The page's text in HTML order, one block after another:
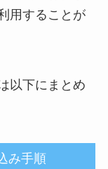
用することが
以下にまとめ
み手順